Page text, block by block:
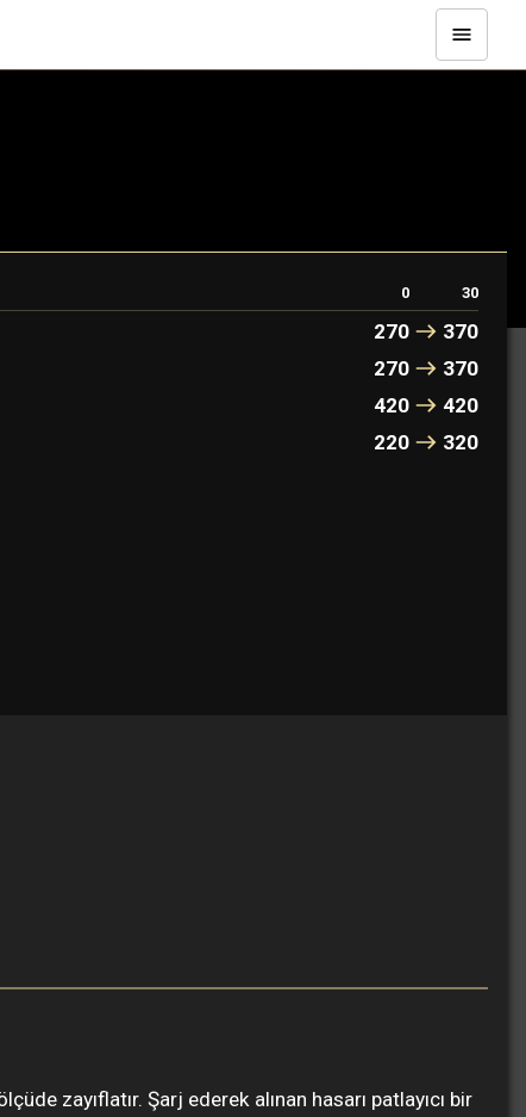
0 30
270
370
270
370
420
420
220 320
zayıflatır. Şarj ederek alınan hasarı patlayıcı bir